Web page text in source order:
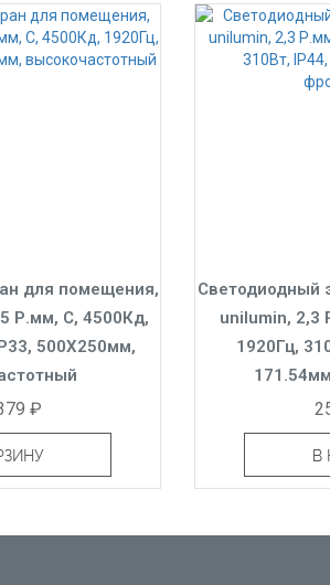
для помещения,
Р.мм, C, 4500Кд,
500X250мм,
₽
Светодиодный
unilumin, 2,3
1920Гц,
В